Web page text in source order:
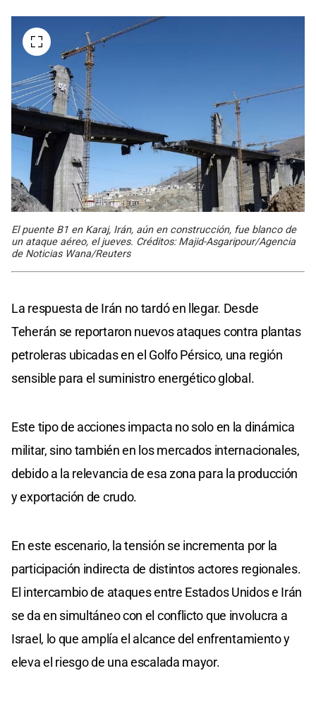
El puente B1 en Karaj, Irán, aún en construcción, fue blanco de
un ataque aéreo, el jueves. Créditos: Majid-Asgaripour/Agencia
de Noticias Wana/Reuters
La respuesta de Irán no tardó en llegar. Desde
Teherán se reportaron nuevos ataques contra plantas
petroleras ubicadas en el Golfo Pérsico, una región
sensible para el suministro energético global.
Este tipo de acciones impacta no solo en la dinámica
militar, sino también en los mercados internacionales,
debido a la relevancia de esa zona para la producción
y exportación de crudo.
En este escenario, la tensión se incrementa por la
participación indirecta de distintos actores regionales.
El intercambio de ataques entre Estados Unidos e Irán
se da en simultáneo con el conflicto que involucra a
Israel, lo que amplía el alcance del enfrentamiento y
eleva el riesgo de una escalada mayor.